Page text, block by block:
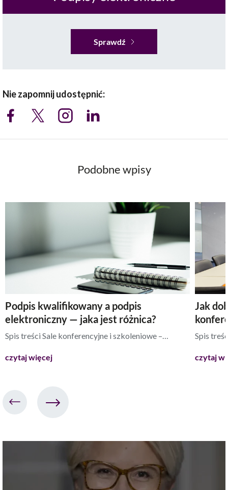
Sprawdź
Nie zapomnij udostępnić:
Podobne wpisy
Podpis kwalifikowany a podpis
elektroniczny — jaka jest różnica?
Spis treści Sale konferencyjne i szkoleniowe –…
czytaj więcej
Jak
Spis
czytaj